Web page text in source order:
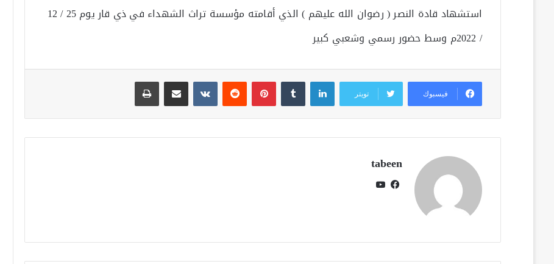
استشهاد قادة النصر ( رضوان الله عليهم ) الذي أقامته مؤسسة تراث الشهداء في ذي قار يوم 25 / 12
/ 2022م وسط حضور رسمي وشعبي كبير
فيسبوك تويتر
لينكدإن ‏Tumblr بينتيريست
‏Reddit
‏VKontakte مشاركة عبر البريد طباعة
tabeen
فيسبوك